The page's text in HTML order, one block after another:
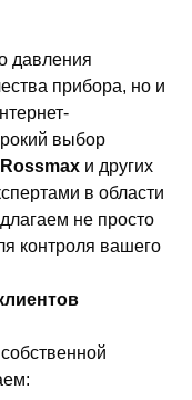
давления
прибора, но и
выбор
и других
в области
не просто
контроля вашего